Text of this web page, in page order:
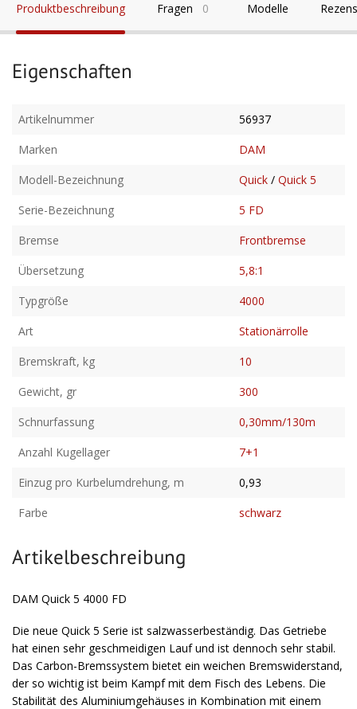
Produktbeschreibung Fragen 0 Modelle
Eigenschaften
Artikelnummer
56937
Marken
DAM
Modell-Bezeichnung
Quick / Quick 5
Serie-Bezeichnung
5 FD
Bremse
Frontbremse
Übersetzung
5,8:1
Typgröße
4000
Art
Stationärrolle
Bremskraft, kg
10
Gewicht, gr
300
Schnurfassung
0,30mm/130m
Anzahl Kugellager
7+1
Einzug pro Kurbelumdrehung, m
0,93
Farbe
schwarz
Artikelbeschreibung
DAM Quick 5 4000 FD
Die neue Quick 5 Serie ist salzwasserbeständig. Das Getriebe
hat einen sehr geschmeidigen Lauf und ist dennoch sehr stabil.
Das Carbon-Bremssystem bietet ein weichen Bremswiderstand,
der so wichtig ist beim Kampf mit dem Fisch des Lebens. Die
Stabilität des Aluminiumgehäuses in Kombination mit einem